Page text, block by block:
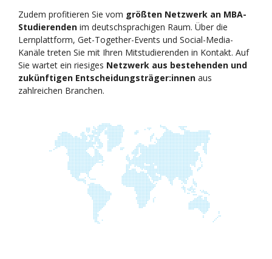
Zudem profitieren Sie vom größten Netzwerk an MBA-
Studierenden im deutschsprachigen Raum. Über die
Lernplattform, Get-Together-Events und Social-Media-
Kanäle treten Sie mit Ihren Mitstudierenden in Kontakt. Auf
Sie wartet ein riesiges Netzwerk aus bestehenden und
zukünftigen Entscheidungsträger:innen aus
zahlreichen Branchen.